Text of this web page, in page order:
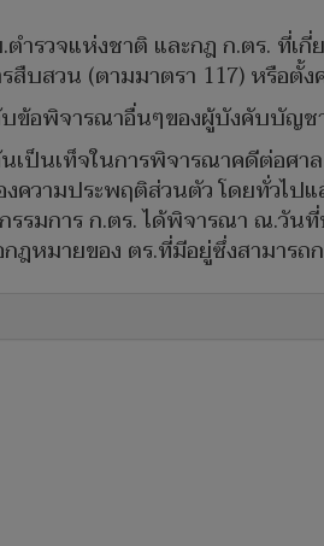
รวจแห่งชาติ และกฎ ก.ตร. ที่เ
สืบสวน (ตามมาตรา 117) หรือตั้
บข้อพิจารณาอื่นๆของผู้บังคับบัญช
เป็นเท็จในการพิจารณาคดีต่อศ
ความประพฤติส่วนตัว โดยทั่วไ
รมการ ก.ตร. ได้พิจารณา ณ.วั
หมายของ ตร.ที่มีอยู่ซึ่งสามารถ